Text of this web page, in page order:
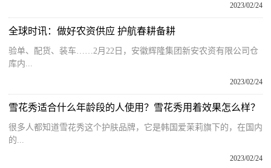
2023/02/24
全球时讯：做好农资供应 护航春耕备耕
验单、配货、装车……2月22日，安徽辉隆集团新安农资有限公司仓
库内...
2023/02/24
雪花秀适合什么年龄段的人使用？雪花秀用着效果怎么样？
很多人都知道雪花秀这个护肤品牌，它是韩国爱茉莉旗下的，在国内
的...
2023/02/24